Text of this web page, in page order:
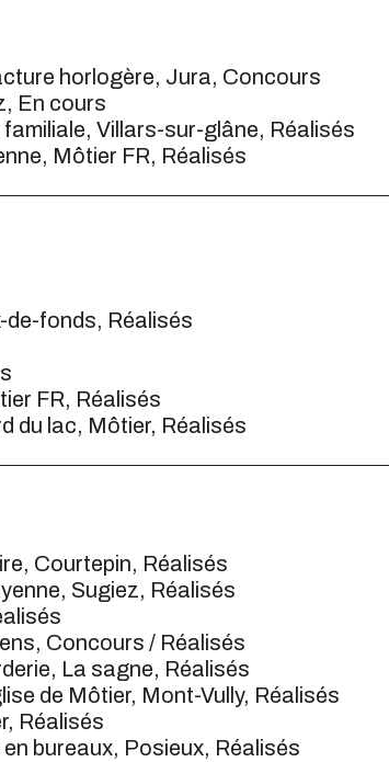
horlogère, Jura, Concours
En cours
Villars-sur-glâne, Réalisés
Môtier FR, Réalisés
de-fonds, Réalisés
FR, Réalisés
du lac, Môtier, Réalisés
Courtepin, Réalisés
Sugiez, Réalisés
Concours / Réalisés
La sagne, Réalisés
de Môtier, Mont-Vully, Réalisés
Réalisés
bureaux, Posieux, Réalisés